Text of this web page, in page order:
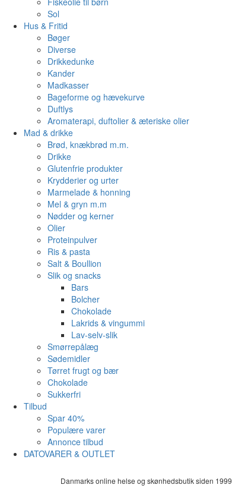
Sol
Hus & Fritid
Bøger
Diverse
Drikkedunke
Kander
Madkasser
Bageforme og hævekurve
Duftlys
Aromaterapi, duftolier & æteriske olier
Mad & drikke
Brød, knækbrød m.m.
Drikke
Glutenfrie produkter
Krydderier og urter
Marmelade & honning
Mel & gryn m.m
Nødder og kerner
Olier
Proteinpulver
Ris & pasta
Salt & Boullion
Slik og snacks
Bars
Bolcher
Chokolade
Lakrids & vingummi
Lav-selv-slik
Smørrepålæg
Sødemidler
Tørret frugt og bær
Chokolade
Sukkerfri
Tilbud
Spar 40%
Populære varer
Annonce tilbud
DATOVARER & OUTLET
Danmarks online helse og skønhedsbutik siden 1999